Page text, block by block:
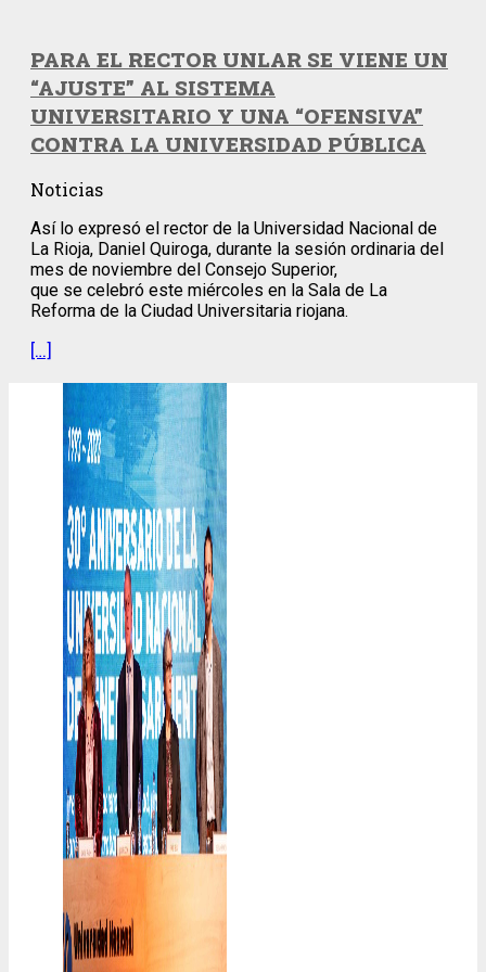
PARA EL RECTOR UNLAR SE VIENE UN
“AJUSTE” AL SISTEMA
UNIVERSITARIO Y UNA “OFENSIVA”
CONTRA LA UNIVERSIDAD PÚBLICA
Noticias
Así lo expresó el rector de la Universidad Nacional de
La Rioja, Daniel Quiroga, durante la sesión ordinaria del
mes de noviembre del Consejo Superior,
que se celebró este miércoles en la Sala de La
Reforma de la Ciudad Universitaria riojana.
[…]